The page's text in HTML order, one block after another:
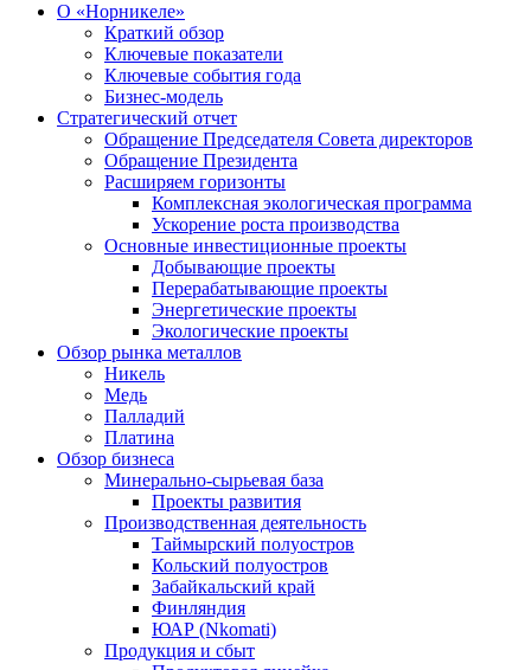
О «Норникеле»
Краткий обзор
Ключевые показатели
Ключевые события года
Бизнес-модель
Стратегический отчет
Обращение Председателя Совета директоров
Обращение Президента
Расширяем горизонты
Комплексная экологическая программа
Ускорение роста производства
Основные инвестиционные проекты
Добывающие проекты
Перерабатывающие проекты
Энергетические проекты
Экологические проекты
Обзор рынка металлов
Никель
Медь
Палладий
Платина
Обзор бизнеса
Минерально-сырьевая база
Проекты развития
Производственная деятельность
Таймырский полуостров
Кольский полуостров
Забайкальский край
Финляндия
ЮАР (Nkomati)
Продукция и сбыт